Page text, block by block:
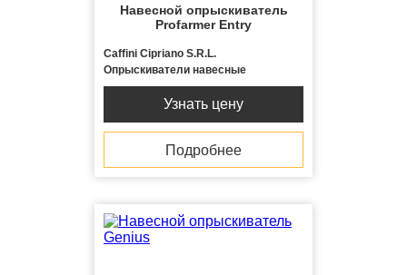
Навесной опрыскиватель
Profarmer Entry
Caffini Cipriano S.R.L.
Опрыскиватели навесные
Узнать цену
Подробнее